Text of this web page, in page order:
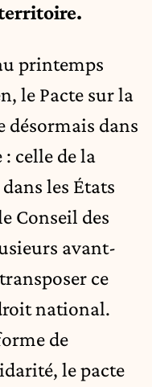
printemps
le Pacte sur la
désormais dans
celle de la
les États
Conseil des
avant-
ce
national.
de
le pacte